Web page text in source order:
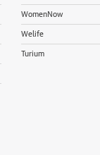
WomenNow
Welife
Turium